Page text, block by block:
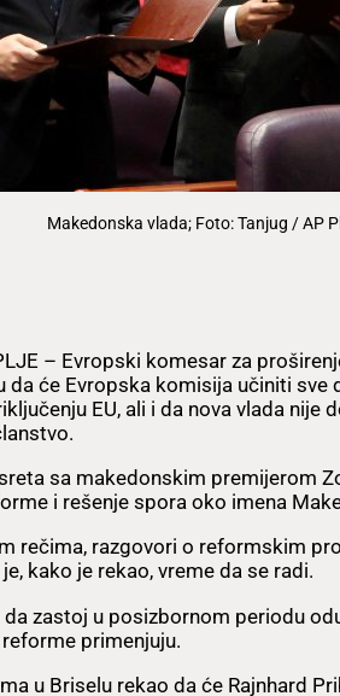
Makedonska vlada; Foto: Tanjug / AP
– Evropski komesar za
da će Evropska komisija učiniti
EU, ali i da nova vlada nije
sa makedonskim premijerom
i rešenje spora oko imena
rečima, razgovori o reformskim
kako je rekao, vreme da se radi.
zastoj u posizbornom periodu
primenjuju.
u Briselu rekao da će Rajnhard